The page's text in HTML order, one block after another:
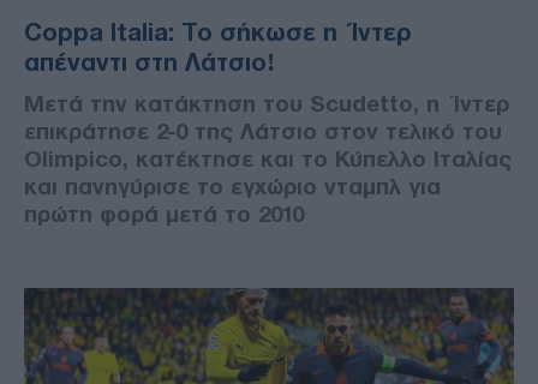
Coppa Italia: Το σήκωσε η Ίντερ
απέναντι στη Λάτσιο!
Μετά την κατάκτηση του Scudetto, η Ίντερ
επικράτησε 2-0 της Λάτσιο στον τελικό του
Olimpico, κατέκτησε και το Κύπελλο Ιταλίας
και πανηγύρισε το εγχώριο νταμπλ για
πρώτη φορά μετά το 2010